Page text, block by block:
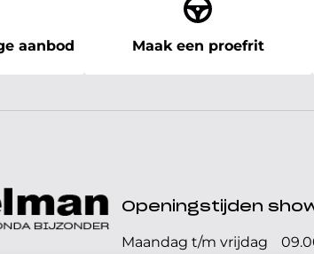
aanbod Maak een proefrit
Openingstijden
Maandag t/m vrijdag